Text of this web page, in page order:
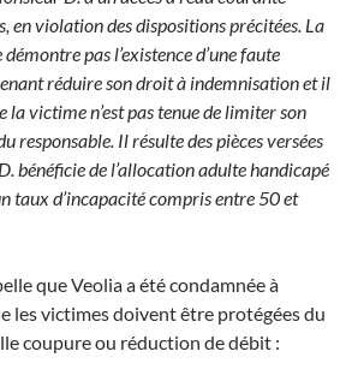
en violation des dispositions précitées. La
pas l’existence d’une faute
réduire son droit à indemnisation et il
la victime n’est pas tenue de limiter son
responsable. Il résulte des pièces versées
bénéficie de l’allocation adulte handicapé
taux d’incapacité compris entre 50 et
que Veolia a été condamnée à
les victimes doivent être protégées du
coupure ou réduction de débit :